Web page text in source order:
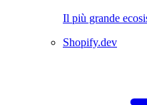
Il più grande
Shopify.dev